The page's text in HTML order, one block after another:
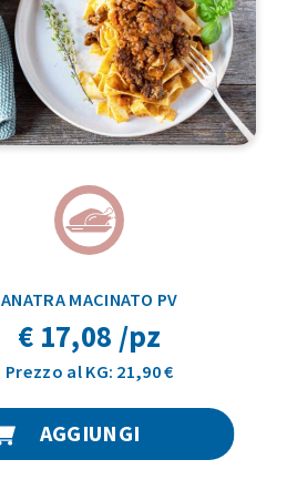
ANATRA MACINATO PV
€ 17,08 /pz
Prezzo al KG: 21,90 €
AGGIUNGI